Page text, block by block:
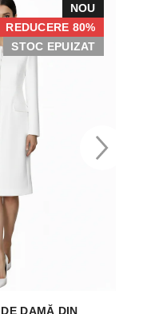
NOU
REDUCERE 80%
STOC EPUIZAT
DAMĂ DIN